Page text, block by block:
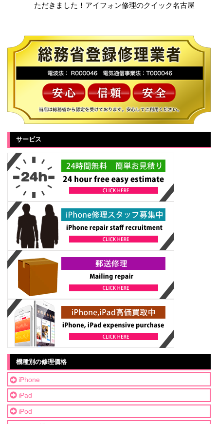
ただきました！アイフォン修理のクイック名古屋
サービス
機種別の修理価格
iPhone
iPad
iPod